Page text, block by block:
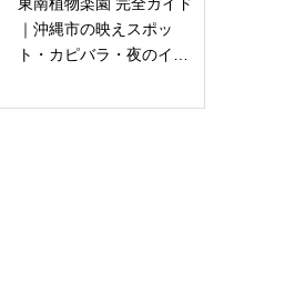
｜沖縄市の映えスポッ
ト・カピバラ・夜のイ…